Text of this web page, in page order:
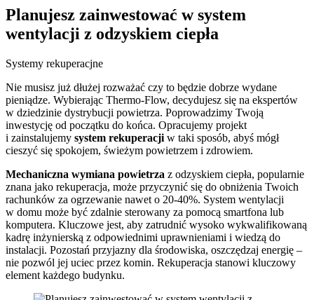
Planujesz zainwestować wsystem
wentylacji z odzyskiem ciepła
Systemy rekuperacjne
Nie musisz już dłużej rozważać czy to będzie dobrze wydane
pieniądze. Wybierając Thermo-Flow, decydujesz się na ekspertów
w dziedzinie dystrybucji powietrza. Poprowadzimy Twoją
inwestycję od początku do końca. Opracujemy projekt
i zainstalujemy system rekuperacji w taki sposób, abyś mógł
cieszyć się spokojem, świeżym powietrzem i zdrowiem.
Mechaniczna wymiana powietrza z odzyskiem ciepła, popularnie
znana jako rekuperacja, może przyczynić się do obniżenia Twoich
rachunków za ogrzewanie nawet o 20-40%. System wentylacji
w domu może być zdalnie sterowany za pomocą smartfona lub
komputera. Kluczowe jest, aby zatrudnić wysoko wykwalifikowaną
kadrę inżynierską z odpowiednimi uprawnieniami i wiedzą do
instalacji. Pozostań przyjazny dla środowiska, oszczędzaj energię –
nie pozwól jej uciec przez komin. Rekuperacja stanowi kluczowy
element każdego budynku.